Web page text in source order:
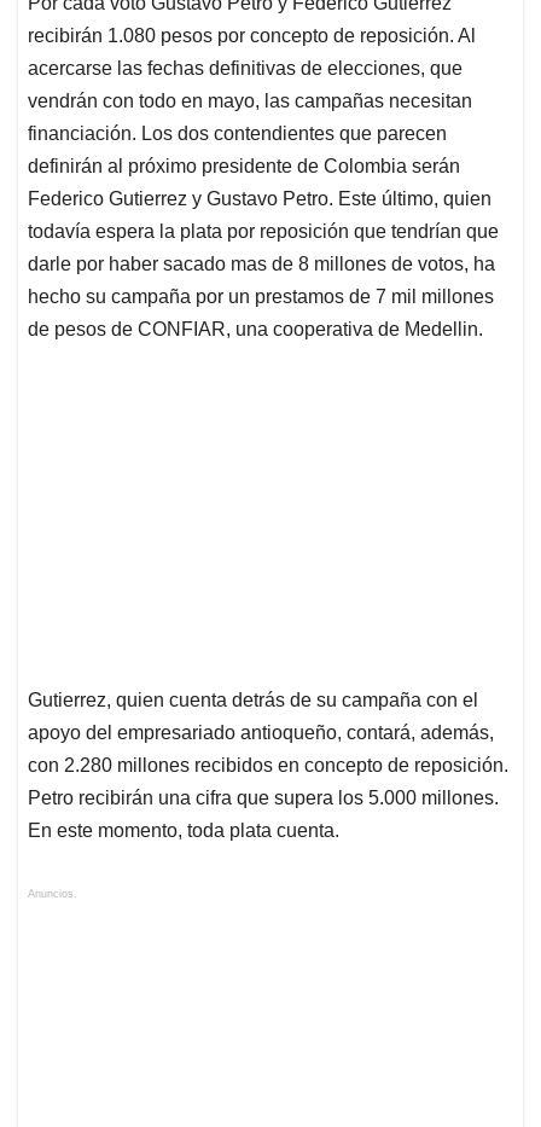
s
A
p
p
b
o
o
k
e
d
I
n
l
a
d
s
recibirán 1.080 pesos por concepto de reposición. Al
acercarse las fechas definitivas de elecciones, que
vendrán con todo en mayo, las campañas necesitan
financiación. Los dos contendientes que parecen
definirán al próximo presidente de Colombia serán
Federico Gutierrez y Gustavo Petro. Este último, quien
todavía espera la plata por reposición que tendrían que
darle por haber sacado mas de 8 millones de votos, ha
hecho su campaña por un prestamos de 7 mil millones
de pesos de CONFIAR, una cooperativa de Medellin.
Gutierrez, quien cuenta detrás de su campaña con el
apoyo del empresariado antioqueño, contará, además,
con 2.280 millones recibidos en concepto de reposición.
Petro recibirán una cifra que supera los 5.000 millones.
En este momento, toda plata cuenta.
Anuncios.